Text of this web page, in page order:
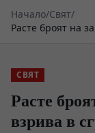
Начало/Свят/
Расте броят на
СВЯТ
Расте
взрива в